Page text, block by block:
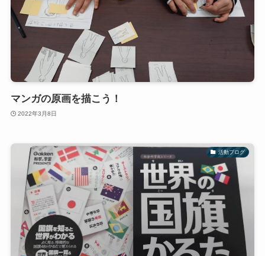
マンガの原画を描こう！
2022年3月8日
活動ブログ